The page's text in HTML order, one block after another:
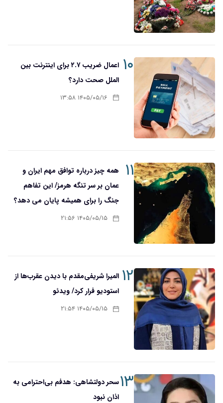
۱۰
اعمال ضریب ۲.۷ برای اینترنت بین
الملل صحت دارد؟
۱۴۰۵/۰۵/۱۶ ۱۳:۵۸
۱۱
همه چیز درباره توافق مهم ایران و
عمان بر سر تنگه هرمز/ این تفاهم
جنگ را برای همیشه پایان می دهد؟
۱۴۰۵/۰۵/۱۵ ۲۱:۵۶
۱۲ المیرا شریفی‌مقدم با دیدن عقرب‌ها از
استودیو فرار کرد/ ویدئو
۱۴۰۵/۰۵/۱۵ ۲۱:۵۴
۱۳سحر دولتشاهی: هدفم بی‌احترامی به
اذان نبود